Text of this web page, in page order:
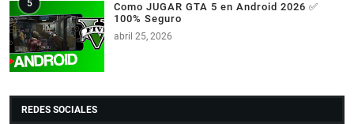
Como JUGAR GTA 5 en Android 2026 ✅
100% Seguro
abril 25, 2026
REDES SOCIALES